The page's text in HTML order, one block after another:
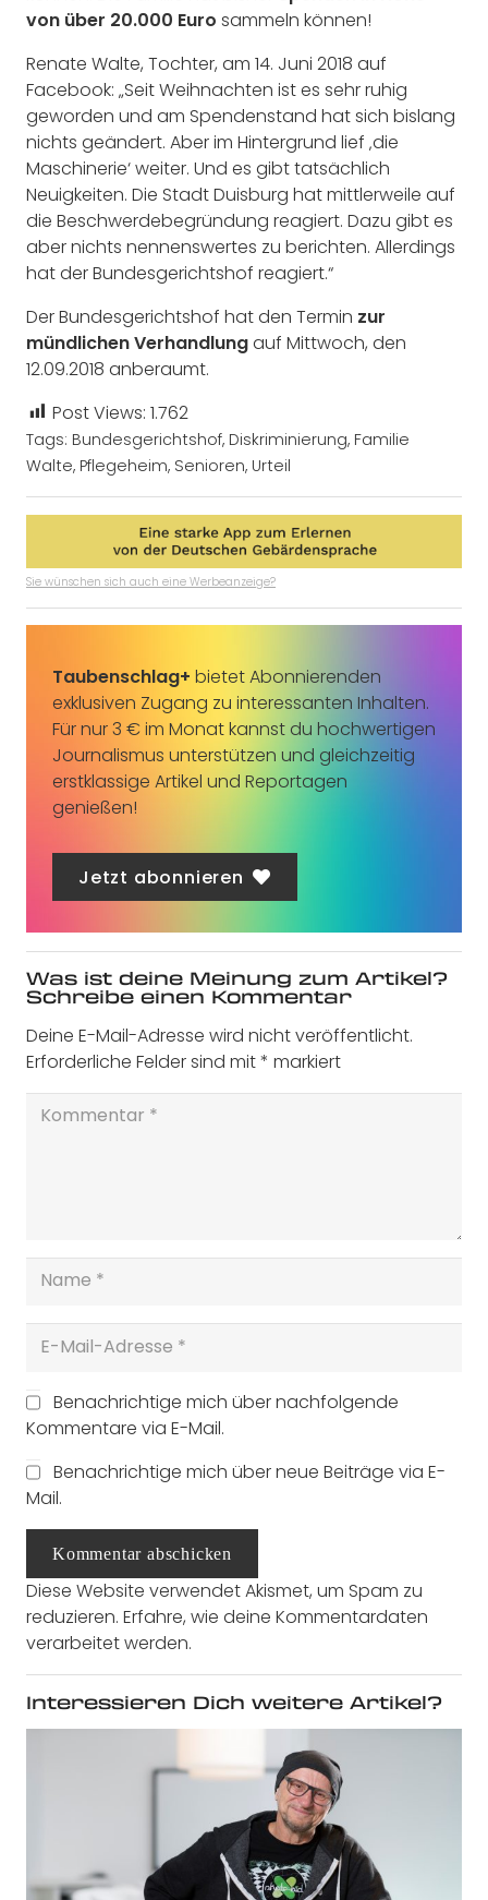
von über 20.000 Euro sammeln können!
Renate Walte, Tochter, am 14. Juni 2018 auf
Facebook: „Seit Weihnachten ist es sehr ruhig
geworden und am Spendenstand hat sich bislang
nichts geändert. Aber im Hintergrund lief ‚die
Maschinerie‘ weiter. Und es gibt tatsächlich
Neuigkeiten. Die Stadt Duisburg hat mittlerweile auf
die Beschwerdebegründung reagiert. Dazu gibt es
aber nichts nennenswertes zu berichten. Allerdings
hat der Bundesgerichtshof reagiert.“
Der Bundesgerichtshof hat den Termin zur
mündlichen Verhandlungauf Mittwoch, den
12.09.2018 anberaumt.
Post Views: 1.762
Tags: Bundesgerichtshof, Diskriminierung, Familie
Walte, Pflegeheim, Senioren, Urteil
Sie wünschen sich auch eine Werbeanzeige?
Taubenschlag+ bietet Abonnierenden
exklusiven Zugang zu interessanten Inhalten.
Für nur 3 € im Monat kannst du hochwertigen
Journalismus unterstützen und gleichzeitig
erstklassige Artikel und Reportagen
genießen!
Jetzt abonnieren
Was ist deine Meinung zum Artikel?
Schreibe einen Kommentar
Deine E-Mail-Adresse wird nicht veröffentlicht.
Erforderliche Felder sind mit* markiert
Benachrichtige mich über nachfolgende
Kommentare via E-Mail.
Benachrichtige mich über neue Beiträge via E-
Mail.
Kommentar abschicken
Diese Website verwendet Akismet, um Spam zu
reduzieren. Erfahre, wie deine Kommentardaten
verarbeitet werden.
Interessieren Dich weitere Artikel?